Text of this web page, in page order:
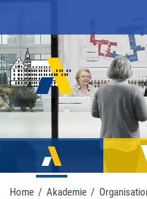
Home / Akademie /